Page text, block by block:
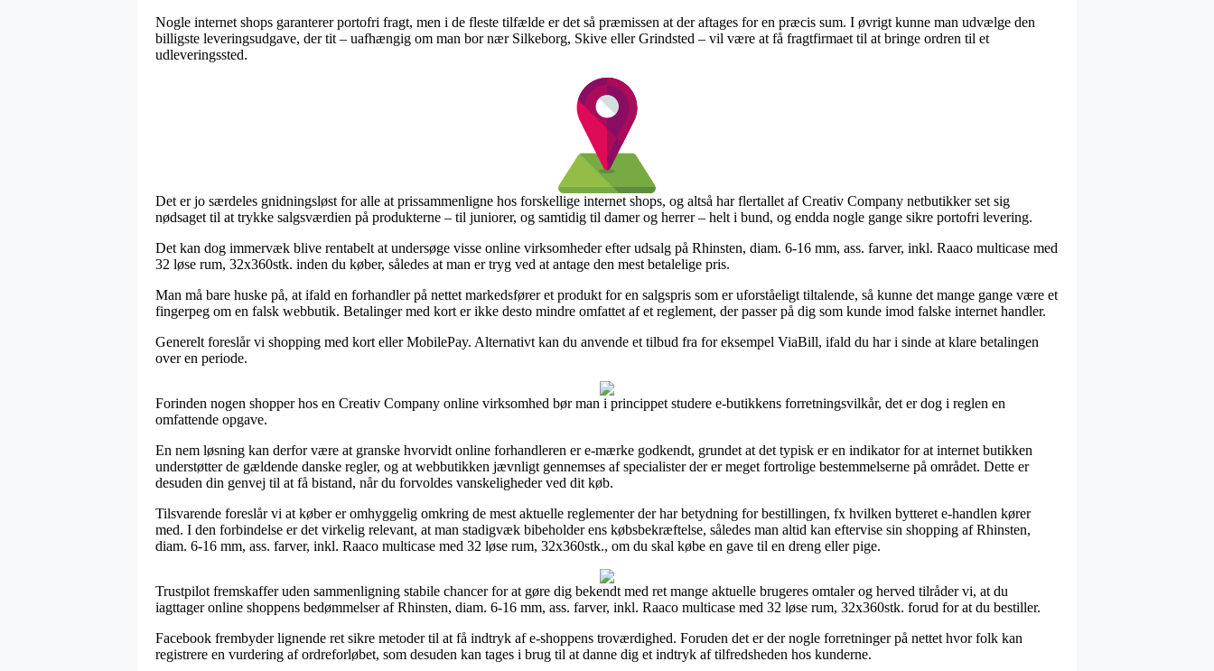
Nogle internet shops garanterer portofri fragt, men i de fleste tilfælde er det så præmissen at der aftages for en præcis sum. I øvrigt kunne man udvælge den
billigste leveringsudgave, der tit – uafhængig om man bor nær Silkeborg, Skive eller Grindsted – vil være at få fragtfirmaet til at bringe ordren til et
udleveringssted.
Det er jo særdeles gnidningsløst for alle at prissammenligne hos forskellige internet shops, og altså har flertallet af Creativ Company netbutikker set sig
nødsaget til at trykke salgsværdien på produkterne – til juniorer, og samtidig til damer og herrer – helt i bund, og endda nogle gange sikre portofri levering.
Det kan dog immervæk blive rentabelt at undersøge visse online virksomheder efter udsalg på Rhinsten, diam. 6-16 mm, ass. farver, inkl. Raaco multicase med
32 løse rum, 32x360stk. inden du køber, således at man er tryg ved at antage den mest betalelige pris.
Man må bare huske på, at ifald en forhandler på nettet markedsfører et produkt for en salgspris som er uforståeligt tiltalende, så kunne det mange gange være et
fingerpeg om en falsk webbutik. Betalinger med kort er ikke desto mindre omfattet af et reglement, der passer på dig som kunde imod falske internet handler.
Generelt foreslår vi shopping med kort eller MobilePay. Alternativt kan du anvende et tilbud fra for eksempel ViaBill, ifald du har i sinde at klare betalingen
over en periode.
Forinden nogen shopper hos en Creativ Company online virksomhed bør man i princippet studere e-butikkens forretningsvilkår, det er dog i reglen en
omfattende opgave.
En nem løsning kan derfor være at granske hvorvidt online forhandleren er e-mærke godkendt, grundet at det typisk er en indikator for at internet butikken
understøtter de gældende danske regler, og at webbutikken jævnligt gennemses af specialister der er meget fortrolige bestemmelserne på området. Dette er
desuden din genvej til at få bistand, når du forvoldes vanskeligheder ved dit køb.
Tilsvarende foreslår vi at køber er omhyggelig omkring de mest aktuelle reglementer der har betydning for bestillingen, fx hvilken bytteret e-handlen kører
med. I den forbindelse er det virkelig relevant, at man stadigvæk bibeholder ens købsbekræftelse, således man altid kan eftervise sin shopping af Rhinsten,
diam. 6-16 mm, ass. farver, inkl. Raaco multicase med 32 løse rum, 32x360stk., om du skal købe en gave til en dreng eller pige.
Trustpilot fremskaffer uden sammenligning stabile chancer for at gøre dig bekendt med ret mange aktuelle brugeres omtaler og herved tilråder vi, at du
iagttager online shoppens bedømmelser af Rhinsten, diam. 6-16 mm, ass. farver, inkl. Raaco multicase med 32 løse rum, 32x360stk. forud for at du bestiller.
Facebook frembyder lignende ret sikre metoder til at få indtryk af e-shoppens troværdighed. Foruden det er der nogle forretninger på nettet hvor folk kan
registrere en vurdering af ordreforløbet, som desuden kan tages i brug til at danne dig et indtryk af tilfredsheden hos kunderne.